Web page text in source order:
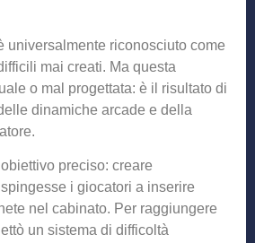
universalmente riconosciuto come
mai creati. Ma questa
o mal progettata: è il risultato di
dinamiche arcade e della
preciso: creare
i giocatori a inserire
nel cabinato. Per raggiungere
un sistema di difficoltà